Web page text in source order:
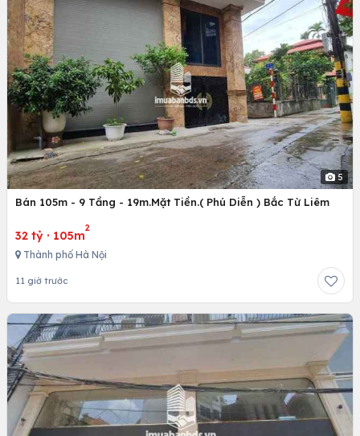
5
Bán 105m - 9 Tầng - 19m.Mặt Tiền.( Phú Diễn ) Bắc Từ Liêm
32 tỷ · 105m
2
Thành phố Hà Nội
11 giờ trước